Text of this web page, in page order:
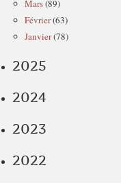
Mars(89)
Février(63)
Janvier(78)
2025
2024
2023
2022